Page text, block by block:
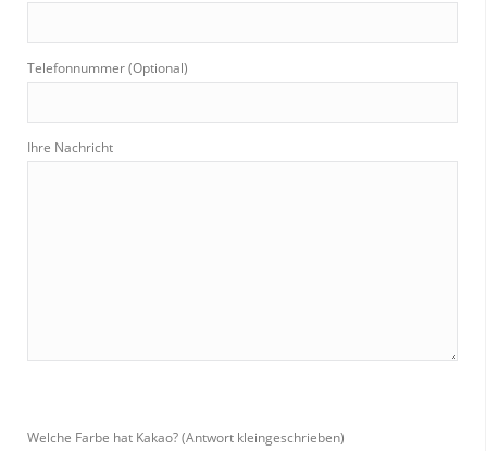
Telefonnummer (Optional)
Ihre Nachricht
Welche Farbe hat Kakao? (Antwort kleingeschrieben)